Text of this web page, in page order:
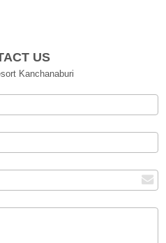
US
Kanchanaburi